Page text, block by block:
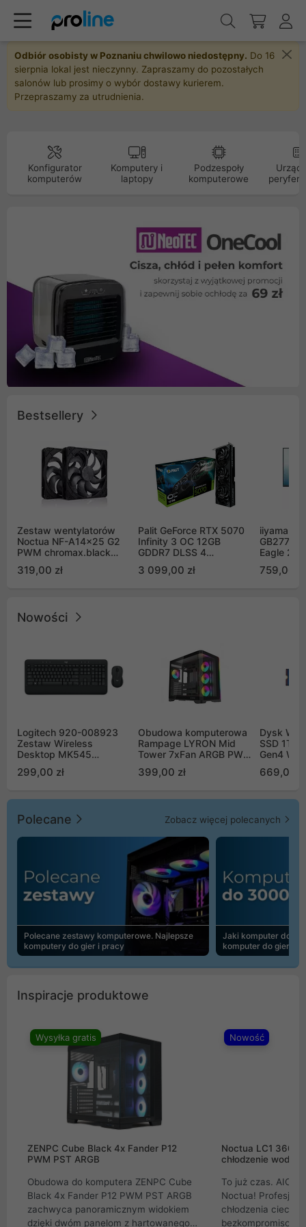
Odbiór osobisty w Poznaniu chwilowo niedostępny. Do 16
sierpnia lokal jest nieczynny. Zapraszamy do pozostałych
salonów lub prosimy o wybór dostawy kurierem.
Przepraszamy za utrudnienia.
Konfigurator
komputerów
Komputery i
laptopy
Podzespoły
komputerowe
Bestsellery
Zestaw wentylatorów
Noctua NF-A14x25 G2
PWM chromax.black
Push Pull (2szt)
319,00 zł
Palit GeForce RTX 5070
Infinity 3 OC 12GB
GDDR7 DLSS 4
GB2050S)
3 099,00 zł
iiyama G-
Eagle 27"
759,00 zł
Nowości
Logitech 920-008923
Zestaw Wireless
Desktop MK545
299,00 zł
Obudowa komputerowa
Rampage LYRON Mid
Tower 7xFan ARGB PWM
399,00 zł
Dysk WD
SSD 1TB
Gen4
669,00
Polecane Zobacz więcej polecanych
Polecane zestawy komputerowe. Najlepsze
komputery do gier i pracy
Jaki komputer do
komputer do gier |
Inspiracje produktowe
Wysyłka gratis
ZENPC Cube Black 4x Fander P12
PWM PST ARGB
Obudowa do komputera ZENPC Cube
Black 4x Fander P12 PWM PST ARGB
zachwyca panoramicznym widokiem
dzięki dwóm panelom z hartowanego
Nowość
Noctua LC1
chłodzenie wodne
To już czas. AIO
Noctua!
chłodzenia cieczą